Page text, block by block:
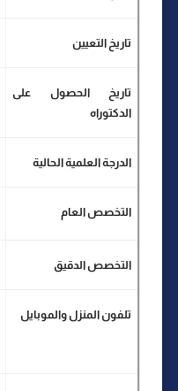
تاريخ التعيين
تاريخ الحصول على
الدكتوراه
الدرجة العلمية الحالية
التخصص العام
التخصص الدقيق
تلفون المنزل والموبايل